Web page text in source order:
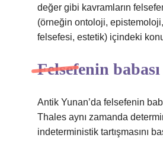
değer gibi kavramların
(örneğin ontoloji,
felsefesi, estetik) içindeki
Felsefenin
Antik Yunan’da felsefenin
Thales aynı zamanda
indeterministik tartışmasını